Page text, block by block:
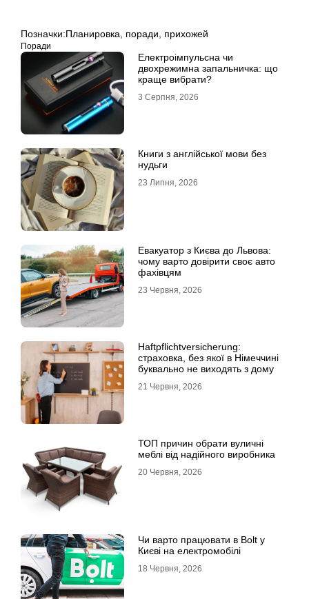
Позначки:Планировка поради прихожей
Поради
Електроімпульсна чи
двохрежимна запальничка: що
краще вибрати?
3 Серпня, 2026
Книги з англійської мови без
нудьги
23 Липня, 2026
Евакуатор з Києва до Львова:
чому варто довірити своє авто
фахівцям
23 Червня, 2026
Haftpflichtversicherung:
страховка, без якої в Німеччині
буквально не виходять з дому
21 Червня, 2026
ТОП причин обрати вуличні
меблі від надійного виробника
20 Червня, 2026
Чи варто працювати в Bolt у
Києві на електромобілі
18 Червня, 2026